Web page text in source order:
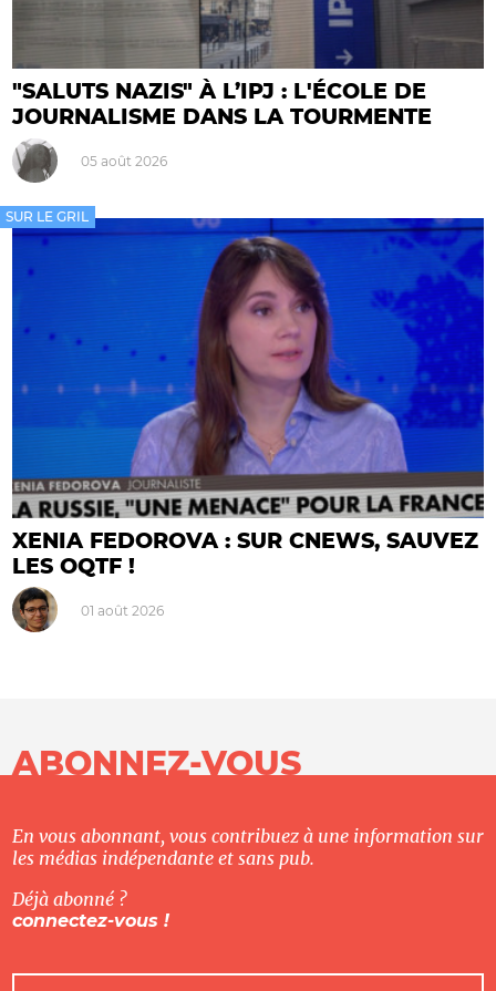
"SALUTS NAZIS" À L’IPJ : L'ÉCOLE DE
JOURNALISME DANS LA TOURMENTE
05 août 2026
SUR LE GRIL
XENIA FEDOROVA : SUR CNEWS, SAUVEZ
LES OQTF !
01 août 2026
ABONNEZ-VOUS
En vous abonnant, vous contribuez à une information sur
les médias indépendante et sans pub.
Déjà abonné ?
connectez-vous !